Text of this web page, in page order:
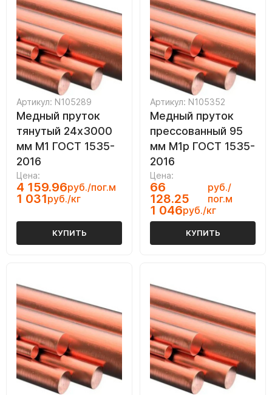
Артикул: N105289
Медный пруток
тянутый 24х3000
мм М1 ГОСТ 1535-
2016
Цена:
4 159.96руб./пог.м
1 031руб./кг
КУПИТЬ
Артикул: N105352
Медный пруток
прессованный 95
мм М1р ГОСТ 1535-
2016
Цена:
66
128.25
руб./
пог.м
1 046руб./кг
КУПИТЬ